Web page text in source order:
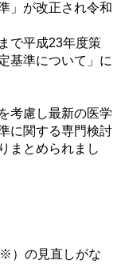
」が改正され令和
で平成23年度策
基準について」に
考慮し最新の医学
に関する専門検討
まとめられまし
）の見直しがな